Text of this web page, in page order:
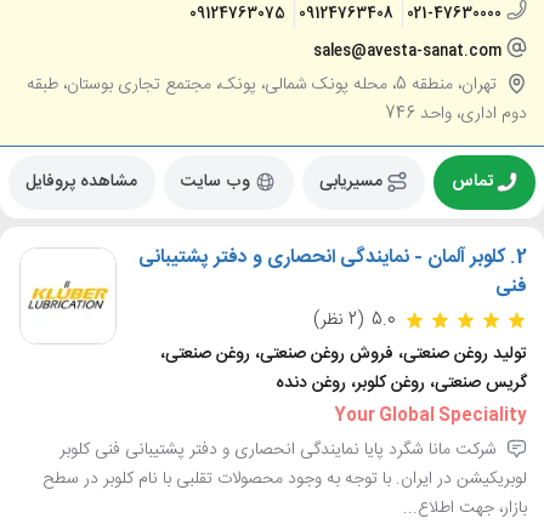
021-47630000
09124763408
09124763075
sales@avesta-sanat.com
تهران، منطقه 5، محله پونک شمالی، پونک، مجتمع تجاری بوستان، طبقه
دوم اداری، واحد 746
تماس مسیریابی وب سایت مشاهده پروفایل
2. کلوبر آلمان - نمایندگی انحصاری و دفتر پشتیبانی
فنی
5.0 (2 نظر)
تولید روغن صنعتی، فروش روغن صنعتی، روغن صنعتی،
گریس صنعتی، روغن کلوبر، روغن دنده
Your Global Speciality
شرکت مانا شگرد پایا نمایندگی انحصاری و دفتر پشتیبانی فنی کلوبر
لوبریکیشن در ایران. با توجه به وجود محصولات تقلبی با نام کلوبر در سطح
بازار، جهت اطلاع...